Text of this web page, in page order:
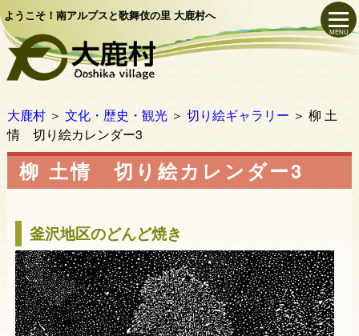
ようこそ！南アルプスと歌舞伎の里 大鹿村へ
MENU
大鹿村 ＞ 文化・歴史・観光＞ 切り絵ギャラリー ＞ 柳 土
情 切り絵カレンダー3
柳 土情 切り絵カレンダー3
釜沢地区のどんど焼き